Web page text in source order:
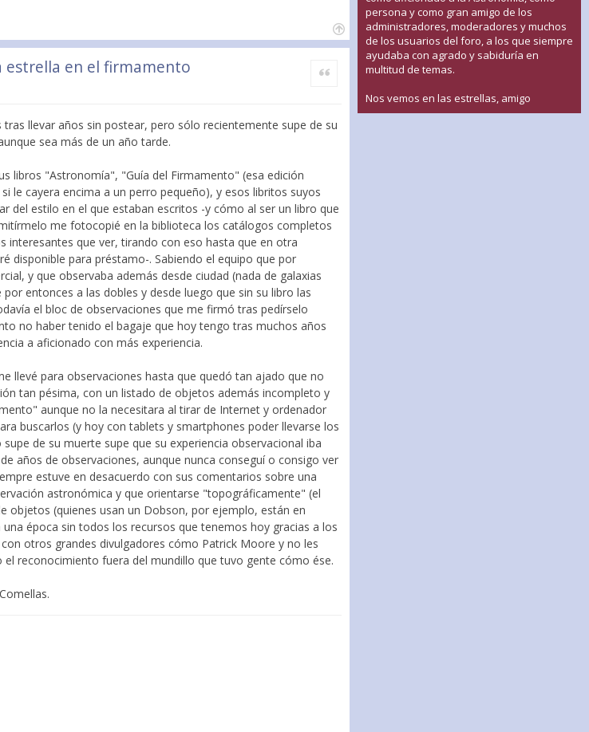
estrella en el firmamento Citar
llevar años sin postear, pero sólo recientemente supe de su
sea más de un año tarde.
libros "Astronomía", "Guía del Firmamento" (esa edición
le cayera encima a un perro pequeño), y esos libritos suyos
del estilo en el que estaban escritos -y cómo al ser un libro que
me fotocopié en la biblioteca los catálogos completos
que ver, tirando con eso hasta que en otra
disponible para préstamo-. Sabiendo el equipo que por
y que observaba además desde ciudad (nada de galaxias
entonces a las dobles y desde luego que sin su libro las
el bloc de observaciones que me firmó tras pedírselo
no haber tenido el bagaje que hoy tengo tras muchos años
a aficionado con más experiencia.
llevé para observaciones hasta que quedó tan ajado que no
tan pésima, con un listado de objetos además incompleto y
aunque no la necesitara al tirar de Internet y ordenador
buscarlos (y hoy con tablets y smartphones poder llevarse los
de su muerte supe que su experiencia observacional iba
años de observaciones, aunque nunca conseguí o consigo ver
estuve en desacuerdo con sus comentarios sobre una
astronómica y que orientarse "topográficamente" (el
objetos (quienes usan un Dobson, por ejemplo, están en
época sin todos los recursos que tenemos hoy gracias a los
otros grandes divulgadores cómo Patrick Moore y no les
reconocimiento fuera del mundillo que tuvo gente cómo ése.
persona y como gran amigo de los
administradores, moderadores y muchos
de los usuarios del foro, a los que siempre
ayudaba con agrado y sabiduría en
multitud de temas.
Nos vemos en las estrellas, amigo